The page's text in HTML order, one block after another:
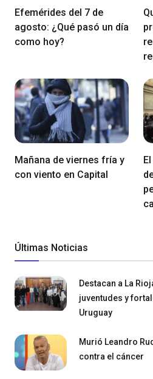
Efemérides del 7 de
agosto: ¿Qué pasó un día
como hoy?
Mañana de viernes fría y
con viento en Capital
Últimas Noticias
Destacan a La
juventudes y
Uruguay
Murió Leandro
contra el cáncer